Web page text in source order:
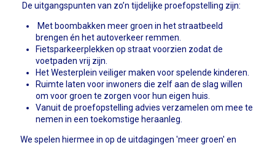
De uitgangspunten van zo’n tijdelijke proefopstelling zijn:
Met boombakken meer groen in het straatbeeld
brengen én het autoverkeer remmen.
Fietsparkeerplekken op straat voorzien zodat de
voetpaden vrij zijn.
Het Westerplein veiliger maken voor spelende kinderen.
Ruimte laten voor inwoners die zelf aan de slag willen
om voor groen te zorgen voor hun eigen huis.
Vanuit de proefopstelling advies verzamelen om mee te
nemen in een toekomstige heraanleg.
We spelen hiermee in op de uitdagingen 'meer groen' en